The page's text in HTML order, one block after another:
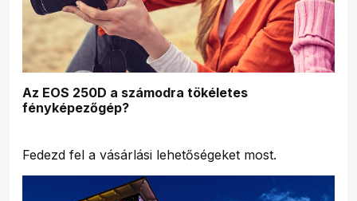
Az EOS 250D a számodra tökéletes
fényképezőgép?
Fedezd fel a vásárlási lehetőségeket most.